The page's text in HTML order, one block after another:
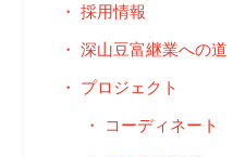
採用情報
深山豆富継業への道
プロジェクト
コーディネート